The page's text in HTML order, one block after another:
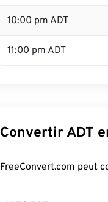
10:00 pm ADT
11:00 pm ADT
Convertir ADT
FreeConvert.com peut